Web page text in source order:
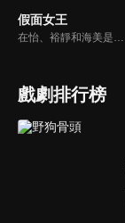
假面女王
在怡、裕靜和海美是多年的好閨蜜，在各自領域都有相當高的成就，然而光鮮亮麗的外表下卻隱藏不為人知秘密，十年前她們的謊言讓好友宥娜遭陷成為殺人犯，如今她重新出現在眾人眼前，也將在四位女王好友之間掀起一陣腥風血雨。
戲劇排行榜